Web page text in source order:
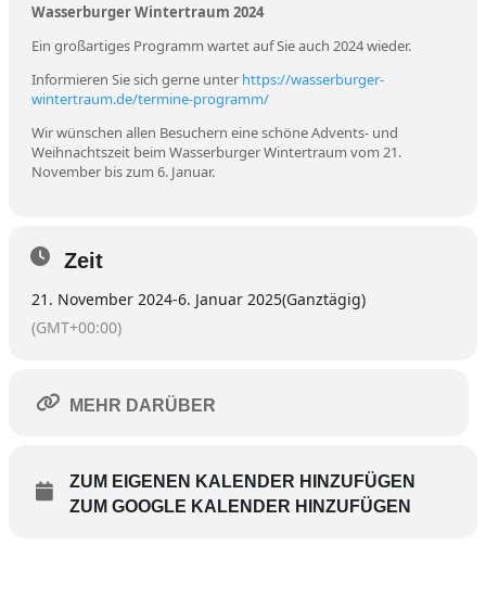
Wasserburger Wintertraum 2024
Ein großartiges Programm wartet auf Sie auch 2024 wieder.
Informieren Sie sich gerne unter https://wasserburger-
wintertraum.de/termine-programm/
Wir wünschen allen Besuchern eine schöne Advents- und
Weihnachtszeit beim Wasserburger Wintertraum vom 21.
November bis zum 6. Januar.
Zeit
21. November 2024-6. Januar 2025(Ganztägig)
(GMT+00:00)
MEHR DARÜBER
ZUM EIGENEN KALENDER HINZUFÜGEN
ZUM GOOGLE KALENDER HINZUFÜGEN